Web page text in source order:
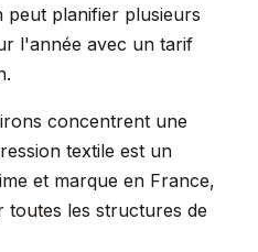
planifier plusieurs
l'année avec un tarif
concentrent une
textile est un
et marque en France,
toutes les structures de